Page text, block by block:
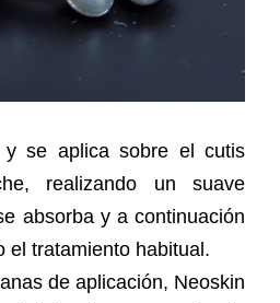
se aplica sobre el cutis
realizando un suave
absorba y a continuación
tratamiento habitual.
de aplicación, Neoskin